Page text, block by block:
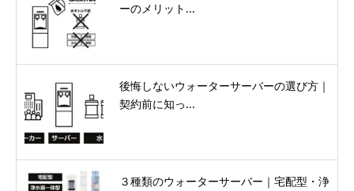
ーのメリット...
後悔しないウォーターサーバーの選び方｜
契約前に知っ...
３種類のウォーターサーバー｜宅配型・浄